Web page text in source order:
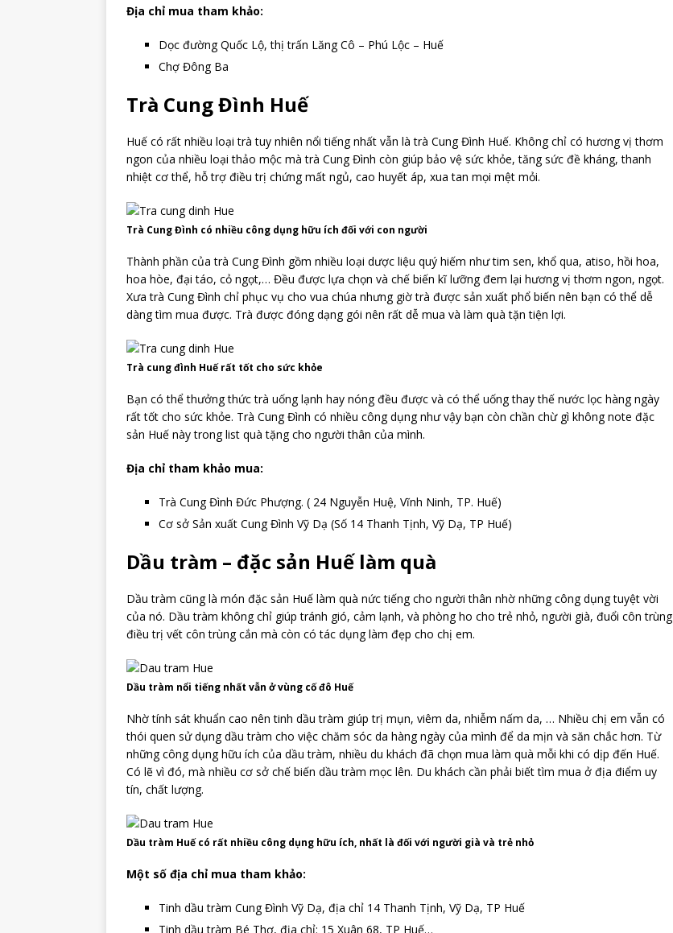
Địa chỉ mua tham khảo:
Dọc đường Quốc Lộ, thị trấn Lăng Cô – Phú Lộc – Huế
Chợ Đông Ba
Trà Cung Đình Huế
Huế có rất nhiều loại trà tuy nhiên nổi tiếng nhất vẫn là trà Cung Đình Huế. Không chỉ có hương vị thơm
ngon của nhiều loại thảo mộc mà trà Cung Đình còn giúp bảo vệ sức khỏe, tăng sức đề kháng, thanh
nhiệt cơ thể, hỗ trợ điều trị chứng mất ngủ, cao huyết áp, xua tan mọi mệt mỏi.
Trà Cung Đình có nhiều công dụng hữu ích đối với con người
Thành phần của trà Cung Đình gồm nhiều loại dược liệu quý hiếm như tim sen, khổ qua, atiso, hồi hoa,
hoa hòe, đại táo, cỏ ngọt,… Đều được lựa chọn và chế biến kĩ lưỡng đem lại hương vị thơm ngon, ngọt.
Xưa trà Cung Đình chỉ phục vụ cho vua chúa nhưng giờ trà được sản xuất phổ biến nên bạn có thể dễ
dàng tìm mua được. Trà được đóng dạng gói nên rất dễ mua và làm quà tặn tiện lợi.
Trà cung đình Huế rất tốt cho sức khỏe
Bạn có thể thưởng thức trà uống lạnh hay nóng đều được và có thể uống thay thế nước lọc hàng ngày
rất tốt cho sức khỏe. Trà Cung Đình có nhiều công dụng như vậy bạn còn chần chừ gì không note đặc
sản Huế này trong list quà tặng cho người thân của mình.
Địa chỉ tham khảo mua:
Trà Cung Đình Đức Phượng. ( 24 Nguyễn Huệ, Vĩnh Ninh, TP. Huế)
Cơ sở Sản xuất Cung Đình Vỹ Dạ (Số 14 Thanh Tịnh, Vỹ Dạ, TP Huế)
Dầu tràm – đặc sản Huế làm quà
Dầu tràm cũng là món đặc sản Huế làm quà nức tiếng cho người thân nhờ những công dụng tuyệt vời
của nó. Dầu tràm không chỉ giúp tránh gió, cảm lạnh, và phòng ho cho trẻ nhỏ, người già, đuổi côn trùng
điều trị vết côn trùng cắn mà còn có tác dụng làm đẹp cho chị em.
Dầu tràm nổi tiếng nhất vẫn ở vùng cố đô Huế
Nhờ tính sát khuẩn cao nên tinh dầu tràm giúp trị mụn, viêm da, nhiễm nấm da, … Nhiều chị em vẫn có
thói quen sử dụng dầu tràm cho việc chăm sóc da hàng ngày của mình để da mịn và săn chắc hơn. Từ
những công dụng hữu ích của dầu tràm, nhiều du khách đã chọn mua làm quà mỗi khi có dịp đến Huế.
Có lẽ vì đó, mà nhiều cơ sở chế biến dầu tràm mọc lên. Du khách cần phải biết tìm mua ở địa điểm uy
tín, chất lượng.
Dầu tràm Huế có rất nhiều công dụng hữu ích, nhất là đối với người già và trẻ nhỏ
Một số địa chỉ mua tham khảo:
Tinh dầu tràm Cung Đình Vỹ Dạ, địa chỉ 14 Thanh Tịnh, Vỹ Dạ, TP Huế
Tinh dầu tràm Bé Thơ, địa chỉ: 15 Xuân 68, TP Huế…